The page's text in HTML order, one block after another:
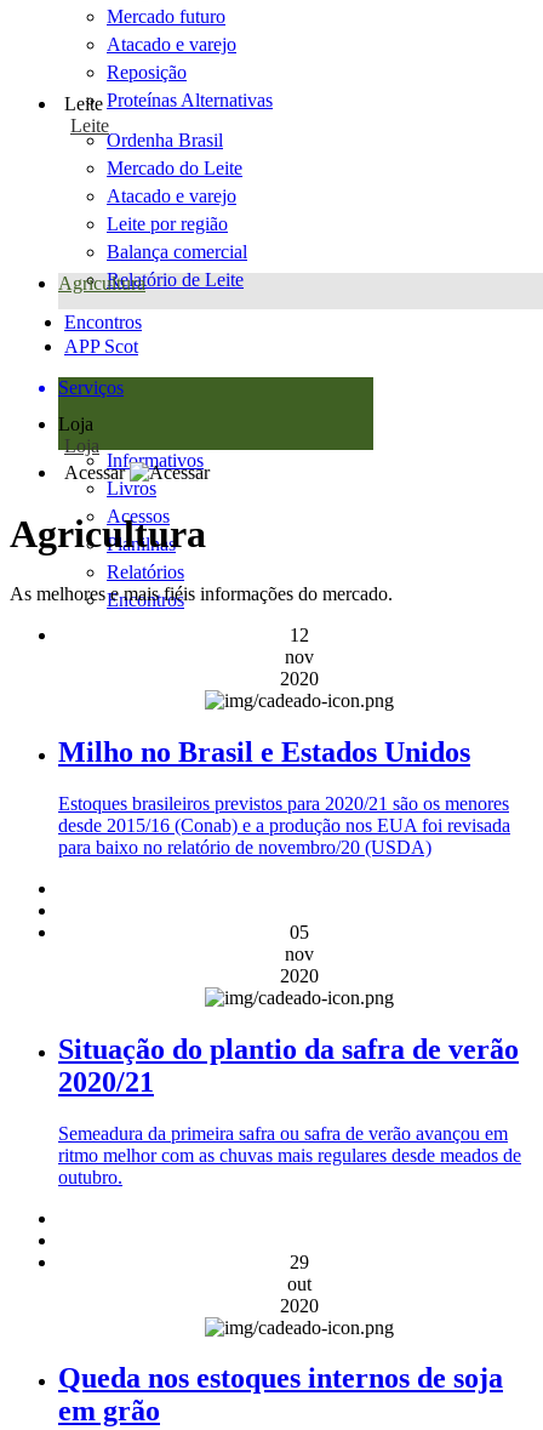
Mercado futuro
Atacado e varejo
Reposição
Proteínas Alternativas
Leite
Leite
Ordenha Brasil
Mercado do Leite
Atacado e varejo
Leite por região
Balança comercial
Relatório de Leite
Agricultura
Encontros
APP Scot
Serviços
Loja
Loja
Informativos
Livros
Acessos
Planilhas
Relatórios
Encontros
Acessar
Agricultura
As melhores e mais fiéis informações do mercado.
12
nov
2020
Milho no Brasil e Estados Unidos
Estoques brasileiros previstos para 2020/21 são os menores
desde 2015/16 (Conab) e a produção nos EUA foi revisada
para baixo no relatório de novembro/20 (USDA)
05
nov
2020
Situação do plantio da safra de verão
2020/21
Semeadura da primeira safra ou safra de verão avançou em
ritmo melhor com as chuvas mais regulares desde meados de
outubro.
29
out
2020
Queda nos estoques internos de soja
em grão